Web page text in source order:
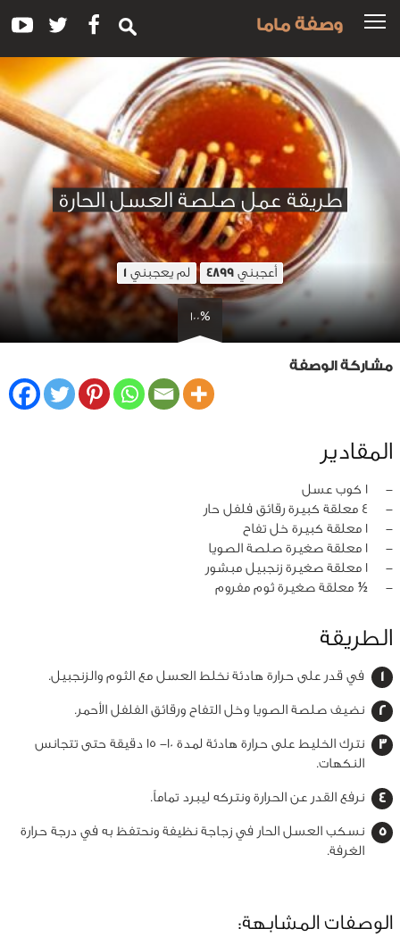
وصفة ماما
طريقة عمل صلصة العسل الحارة
أعجبني 4899 لم يعجبني 1
100%
مشاركة الوصفة
المقادير
‏-
1 كوب عسل
‏-
4 معلقة كبيرة رقائق فلفل حار
‏-
1 معلقة كبيرة خل تفاح
‏-
1 معلقة صغيرة صلصة الصويا
‏-
1 معلقة صغيرة زنجبيل مبشور
‏-
½ معلقة صغيرة ثوم مفروم
الطريقة
في قدر على حرارة هادئة نخلط العسل مع الثوم والزنجبيل.
نضيف صلصة الصويا وخل التفاح ورقائق الفلفل الأحمر.
نترك الخليط على حرارة هادئة لمدة 10- 15 دقيقة حتى تتجانس
النكهات.
نرفع القدر عن الحرارة ونتركه ليبرد تماماً.
نسكب العسل الحار في زجاجة نظيفة ونحتفظ به في درجة حرارة
الغرفة.
الوصفات المشابهة: